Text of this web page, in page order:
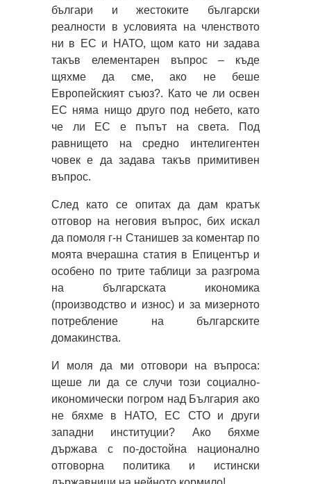
българи и жестоките български
реалности в условията на членството
ни в ЕС и НАТО, щом като ни задава
такъв елементарен въпрос – къде
щяхме да сме, ако не беше
Европейският съюз?. Като че ли освен
ЕС няма нищо друго под небето, като
че ли ЕС е пъпът на света. Под
равнището на средно интелигентен
човек е да задава такъв примитивен
въпрос.
След като се опитах да дам кратък
отговор на неговия въпрос, бих искал
да помоля г-н Станишев за коментар по
моята вчерашна статия в Епицентър и
особено по трите таблици за разгрома
на българската икономика
(производство и износ) и за мизерното
потребление на българските
домакинства.
И моля да ми отговори на въпроса:
щеше ли да се случи този социално-
икономически погром над България ако
не бяхме в НАТО, ЕС СТО и други
западни институции? Ако бяхме
държава с по-достойна национално
отговорна политика и истински